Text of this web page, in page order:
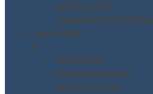
SHOP CORSI
Condizioni di vendita
Contattaci
▼
Contattaci
Invio documenti
Lavora con noi